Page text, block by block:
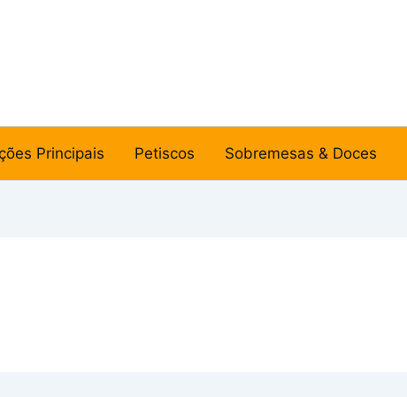
Principais Petiscos Sobremesas & Doces